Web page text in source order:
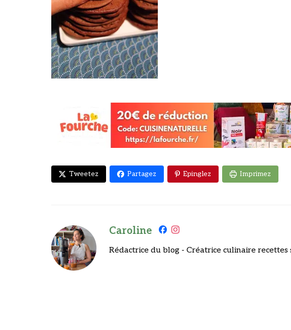
Tweetez Partagez Epinglez Imprimez
Caroline
Rédactrice du blog - Créatrice culinaire